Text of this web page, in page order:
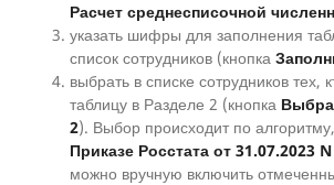
Расчет среднесписочной
указать шифры для заполнения
список сотрудников (кнопка
выбрать в списке сотрудников тех,
таблицу в Разделе 2 (кнопка
2). Выбор происходит по
Приказе Росстата от 31.07.2023
можно вручную включить